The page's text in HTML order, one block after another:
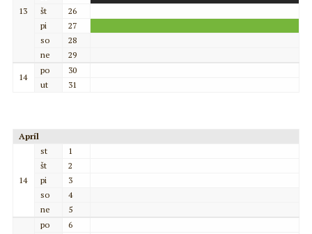
13
št
26
pi
27
so
28
ne
29
14
po
30
ut
31
Apríl
14
st
1
št
2
pi
3
so
4
ne
5
po
6